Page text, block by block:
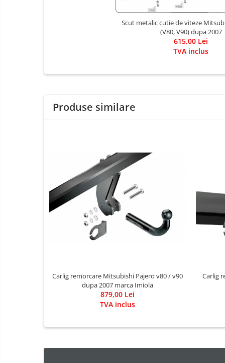
Carlige Volvo
Carlige Xpeng G6
Carlige Xpeng G9
Covorase auto Bmw
Covorase auto Chevrolet
Covorase auto Citroen
Covorase auto Hyundai
Covorase auto Kia
Covorase auto Lexus
Scut metalic cutie de viteze
(V80, V90) dupa 2007
615,00 Lei
TVA inclus
Produse similare
Carlig remorcare Mitsubishi Pajero v80 / v90
dupa 2007 marca Imiola
879,00 Lei
TVA inclus
Carlig